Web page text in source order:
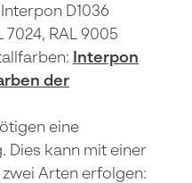
D1036
7024, RAL 9005
Interpon
der
eine
Dies kann mit einer
Arten erfolgen: